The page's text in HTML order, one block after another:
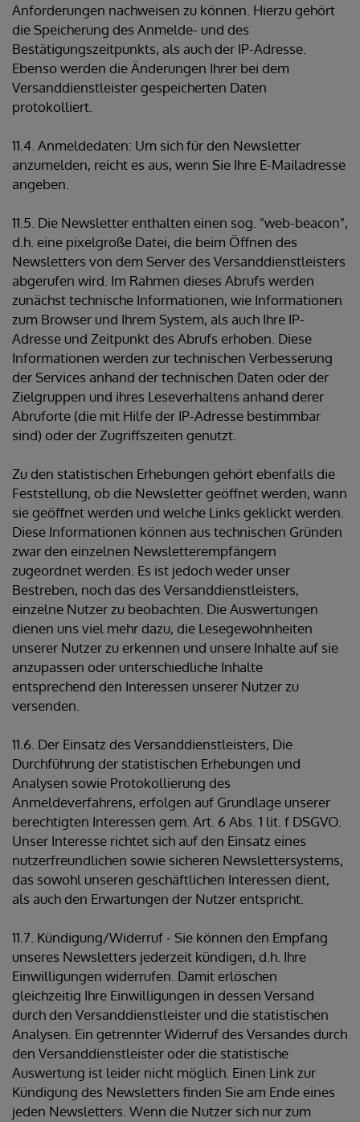
Anforderungen nachweisen zu können. Hierzu gehört
die Speicherung des Anmelde- und des
Bestätigungszeitpunkts, als auch der IP-Adresse.
Ebenso werden die Änderungen Ihrer bei dem
Versanddienstleister gespeicherten Daten
protokolliert.
11.4. Anmeldedaten: Um sich für den Newsletter
anzumelden, reicht es aus, wenn Sie Ihre E-Mailadresse
angeben.
11.5. Die Newsletter enthalten einen sog. "web-beacon",
d.h. eine pixelgroße Datei, die beim Öffnen des
Newsletters von dem Server des Versanddienstleisters
abgerufen wird. Im Rahmen dieses Abrufs werden
zunächst technische Informationen, wie Informationen
zum Browser und Ihrem System, als auch Ihre IP-
Adresse und Zeitpunkt des Abrufs erhoben. Diese
Informationen werden zur technischen Verbesserung
der Services anhand der technischen Daten oder der
Zielgruppen und ihres Leseverhaltens anhand derer
Abruforte (die mit Hilfe der IP-Adresse bestimmbar
sind) oder der Zugriffszeiten genutzt.
Zu den statistischen Erhebungen gehört ebenfalls die
Feststellung, ob die Newsletter geöffnet werden, wann
sie geöffnet werden und welche Links geklickt werden.
Diese Informationen können aus technischen Gründen
zwar den einzelnen Newsletterempfängern
zugeordnet werden. Es ist jedoch weder unser
Bestreben, noch das des Versanddienstleisters,
einzelne Nutzer zu beobachten. Die Auswertungen
dienen uns viel mehr dazu, die Lesegewohnheiten
unserer Nutzer zu erkennen und unsere Inhalte auf sie
anzupassen oder unterschiedliche Inhalte
entsprechend den Interessen unserer Nutzer zu
versenden.
11.6. Der Einsatz des Versanddienstleisters, Die
Durchführung der statistischen Erhebungen und
Analysen sowie Protokollierung des
Anmeldeverfahrens, erfolgen auf Grundlage unserer
berechtigten Interessen gem. Art. 6 Abs. 1 lit. f DSGVO.
Unser Interesse richtet sich auf den Einsatz eines
nutzerfreundlichen sowie sicheren Newslettersystems,
das sowohl unseren geschäftlichen Interessen dient,
als auch den Erwartungen der Nutzer entspricht.
11.7. Kündigung/Widerruf - Sie können den Empfang
unseres Newsletters jederzeit kündigen, d.h. Ihre
Einwilligungen widerrufen. Damit erlöschen
gleichzeitig Ihre Einwilligungen in dessen Versand
durch den Versanddienstleister und die statistischen
Analysen. Ein getrennter Widerruf des Versandes durch
den Versanddienstleister oder die statistische
Auswertung ist leider nicht möglich. Einen Link zur
Kündigung des Newsletters finden Sie am Ende eines
jeden Newsletters. Wenn die Nutzer sich nur zum